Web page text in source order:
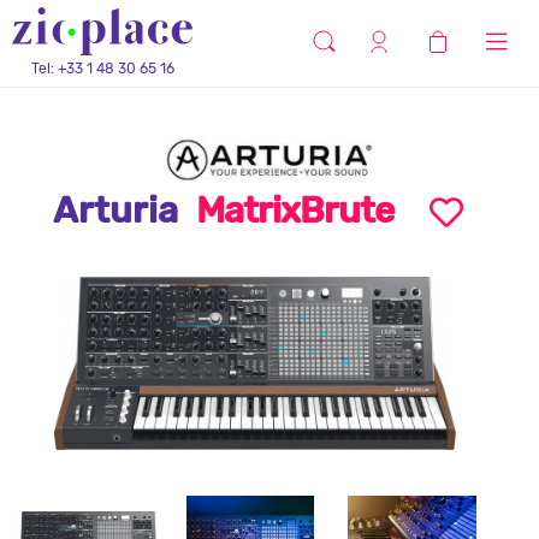
Tel: +33 1 48 30 65 16
Arturia MatrixBrute